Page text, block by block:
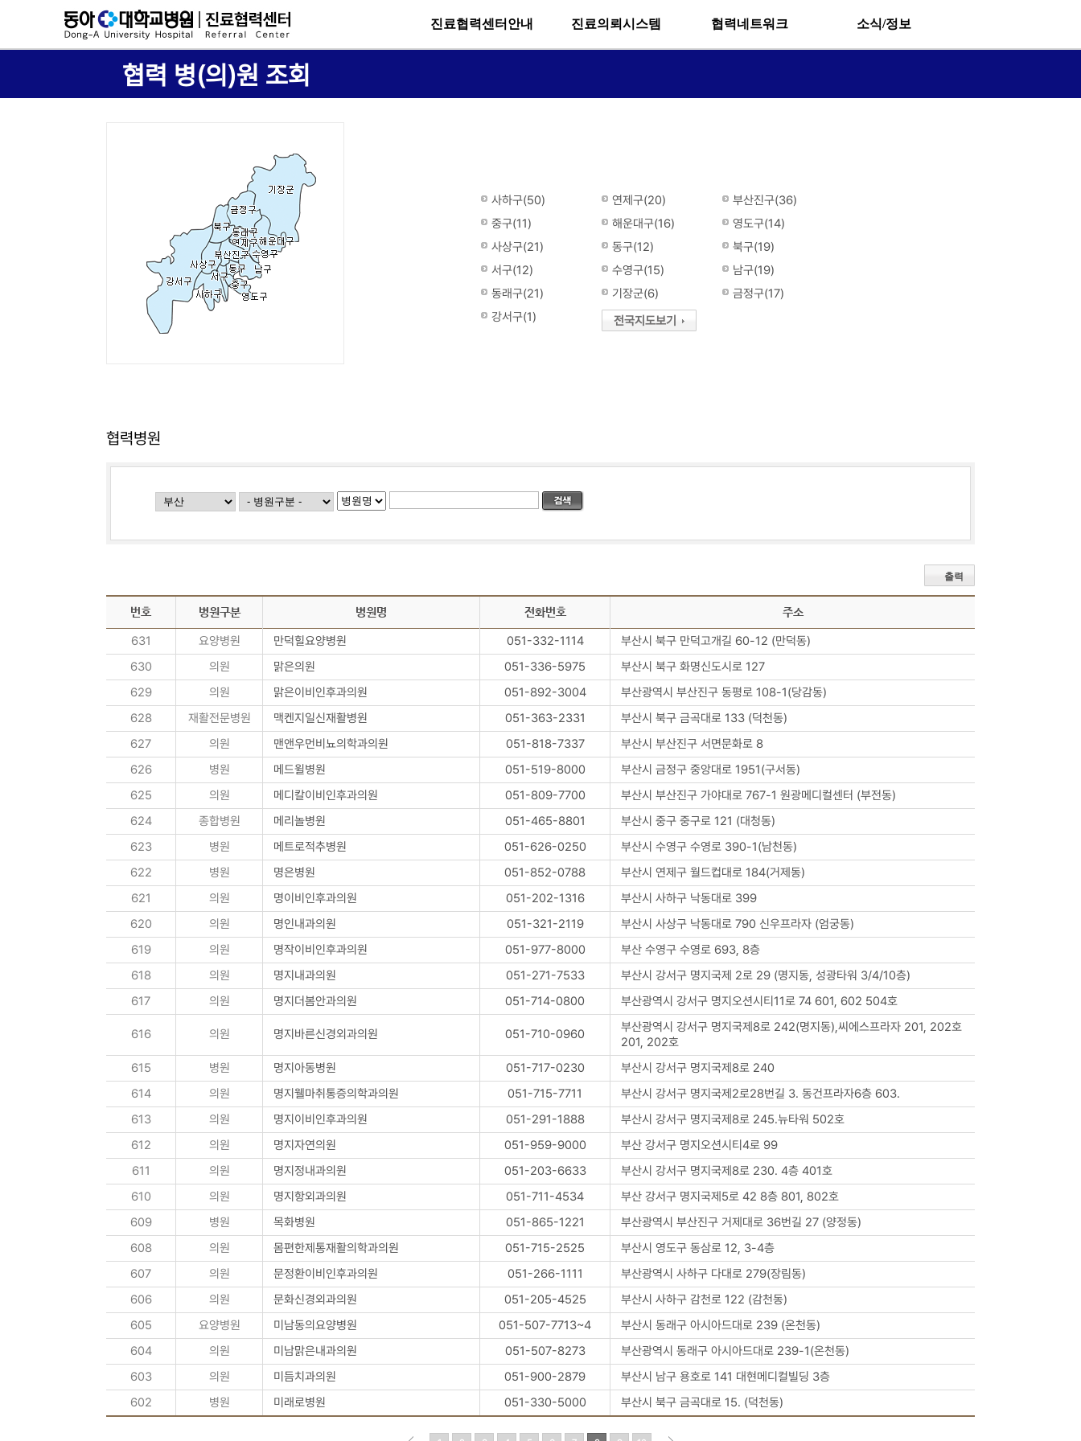
진료협력센터안내 진료의뢰시스템 협력네트워크 소식/정보
협력 병(의)원 조회
사하구(50) 연제구(20)
부산진구(36)
중구(11)
해운대구(16)
영도구(14)
사상구(21)
동구(12)
북구(19)
서구(12)
수영구(15)
남구(19)
동래구(21)
기장군(6)
금정구(17)
강서구(1)
전국지도보기
협력병원
출력
번호 병원구분 병원명 전화번호 주소
631 요양병원 만덕힐요양병원 051-332-1114
부산시 북구 만덕고개길 60-12 (만덕동)
630
의원 맑은의원 051-336-5975
부산시 북구 화명신도시로 127
629
의원 맑은이비인후과의원 051-892-3004
부산광역시 부산진구 동평로 108-1(당감동)
628
재활전문병원 맥켄지일신재활병원 051-363-2331
부산시 북구 금곡대로 133 (덕천동)
627
의원 맨앤우먼비뇨의학과의원 051-818-7337
부산시 부산진구 서면문화로 8
626
병원 메드윌병원 051-519-8000
부산시 금정구 중앙대로 1951(구서동)
625
의원 메디칼이비인후과의원 051-809-7700
부산시 부산진구 가야대로 767-1 원광메디컬센터 (부전동)
624
종합병원 메리놀병원 051-465-8801
부산시 중구 중구로 121 (대청동)
623
병원 메트로적추병원 051-626-0250
부산시 수영구 수영로 390-1(남천동)
622
병원 명은병원 051-852-0788
부산시 연제구 월드컵대로 184(거제동)
621
의원 명이비인후과의원 051-202-1316
부산시 사하구 낙동대로 399
620
의원 명인내과의원 051-321-2119
부산시 사상구 낙동대로 790 신우프라자 (엄궁동)
619
의원 명작이비인후과의원 051-977-8000
부산 수영구 수영로 693, 8층
618
의원 명지내과의원 051-271-7533
부산시 강서구 명지국제 2로 29 (명지동, 성광타워 3/4/10층)
617
의원 명지더봄안과의원 051-714-0800 부산광역시 강서구 명지오션시티11로 74 601, 602 504호
616 의원 명지바른신경외과의원 051-710-0960
부산광역시 강서구 명지국제8로 242(명지동),씨에스프라자 201, 202호
201, 202호
615
병원 명지아동병원 051-717-0230
부산시 강서구 명지국제8로 240
614
의원 명지웰마취통증의학과의원 051-715-7711
부산시 강서구 명지국제2로28번길 3. 동건프라자6층 603.
613
의원 명지이비인후과의원 051-291-1888
부산시 강서구 명지국제8로 245.뉴타워 502호
612
의원 명지자연의원 051-959-9000
부산 강서구 명지오션시티4로 99
611
의원 명지정내과의원 051-203-6633
부산시 강서구 명지국제8로 230. 4층 401호
610
의원 명지항외과의원 051-711-4534
부산 강서구 명지국제5로 42 8층 801, 802호
609
병원 목화병원 051-865-1221
부산광역시 부산진구 거제대로 36번길 27 (양정동)
608
의원 몸편한제통재활의학과의원 051-715-2525
부산시 영도구 동삼로 12, 3-4층
607
의원 문정환이비인후과의원 051-266-1111
부산광역시 사하구 다대로 279(장림동)
606
의원 문화신경외과의원 051-205-4525
부산시 사하구 감천로 122 (감천동)
605
요양병원 미남동의요양병원 051-507-7713~4
부산시 동래구 아시아드대로 239 (온천동)
604
의원 미남맑은내과의원 051-507-8273
부산광역시 동래구 아시아드대로 239-1(온천동)
603
의원 미듬치과의원 051-900-2879
부산시 남구 용호로 141 대현메디컬빌딩 3층
602
병원 미래로병원 051-330-5000 부산시 북구 금곡대로 15. (덕천동)